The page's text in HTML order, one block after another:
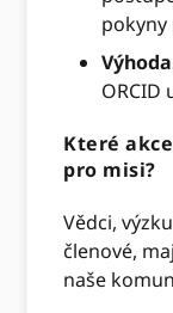
pokyny
ORCID
Které
pro misi?
Vědci,
členové,
naše